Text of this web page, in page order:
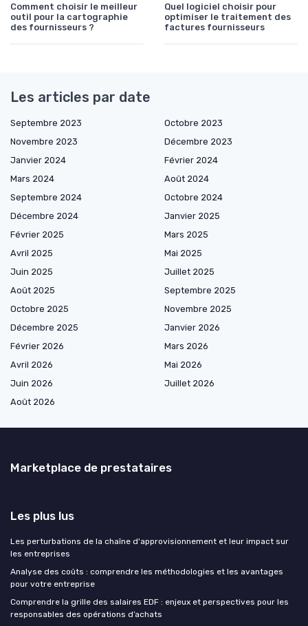
Comment choisir le meilleur
outil pour la cartographie
des fournisseurs ?
Quel logiciel choisir pour
optimiser le traitement des
factures fournisseurs
Les articles par date
Septembre 2023
Octobre 2023
Novembre 2023
Décembre 2023
Janvier 2024
Février 2024
Mars 2024
Août 2024
Septembre 2024
Octobre 2024
Décembre 2024
Janvier 2025
Février 2025
Mars 2025
Avril 2025
Mai 2025
Juin 2025
Juillet 2025
Août 2025
Septembre 2025
Octobre 2025
Novembre 2025
Décembre 2025
Janvier 2026
Février 2026
Mars 2026
Avril 2026
Mai 2026
Juin 2026
Juillet 2026
Août 2026
Marketplace de prestataires
Les plus lus
Les perturbations de la chaîne d'approvisionnement et leur impact sur
les entreprises
Analyse des coûts : comprendre les méthodologies et les avantages
pour votre entreprise
Comprendre la grille des salaires EDF : enjeux et perspectives pour les
responsables des opérations d’achats